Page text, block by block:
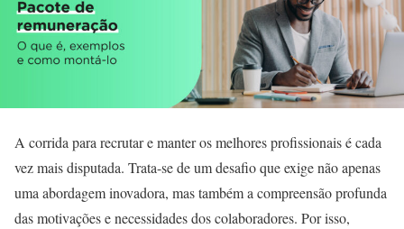
A corrida para recrutar e manter os melhores profissionais é cada
vez mais disputada. Trata-se de um desafio que exige não apenas
uma abordagem inovadora, mas também a compreensão profunda
das motivações e necessidades dos colaboradores. Por isso,